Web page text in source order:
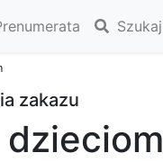
Szukaj
zakazu